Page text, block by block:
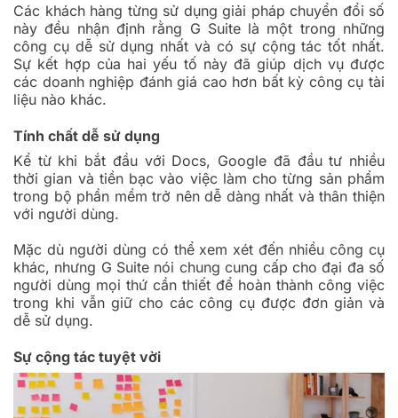
Các khách hàng từng sử dụng giải pháp chuyển đổi số
này đều nhận định rằng G Suite là một trong những
công cụ dễ sử dụng nhất và có sự cộng tác tốt nhất.
Sự kết hợp của hai yếu tố này đã giúp dịch vụ được
các doanh nghiệp đánh giá cao hơn bất kỳ công cụ tài
liệu nào khác.
Tính chất dễ sử dụng
Kể từ khi bắt đầu với Docs, Google đã đầu tư nhiều
thời gian và tiền bạc vào việc làm cho từng sản phẩm
trong bộ phần mềm trở nên dễ dàng nhất và thân thiện
với người dùng.
Mặc dù người dùng có thể xem xét đến nhiều công cụ
khác, nhưng G Suite nói chung cung cấp cho đại đa số
người dùng mọi thứ cần thiết để hoàn thành công việc
trong khi vẫn giữ cho các công cụ được đơn giản và
dễ sử dụng.
Sự cộng tác tuyệt vời